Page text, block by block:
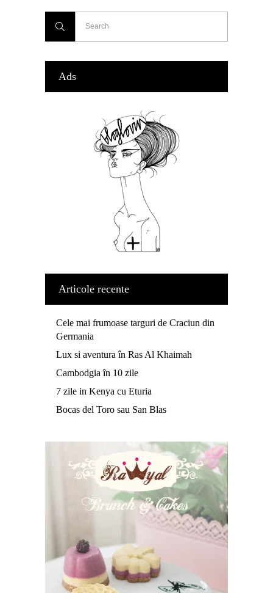
Ads
Articole recente
Cele mai frumoase targuri de Craciun din
Germania
Lux si aventura în Ras Al Khaimah
Cambodgia în 10 zile
7 zile in Kenya cu Eturia
Bocas del Toro sau San Blas